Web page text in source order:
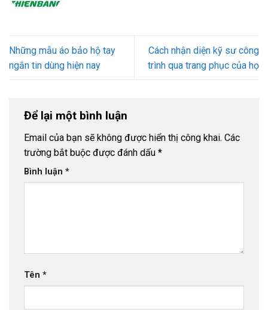
Những mẫu áo bảo hộ tay
ngắn tin dùng hiện nay
Cách nhận diện kỹ sư công
trình qua trang phục của họ
Để lại một bình luận
Email của bạn sẽ không được hiển thị công khai. Các
trường bắt buộc được đánh dấu *
Bình luận *
Tên *